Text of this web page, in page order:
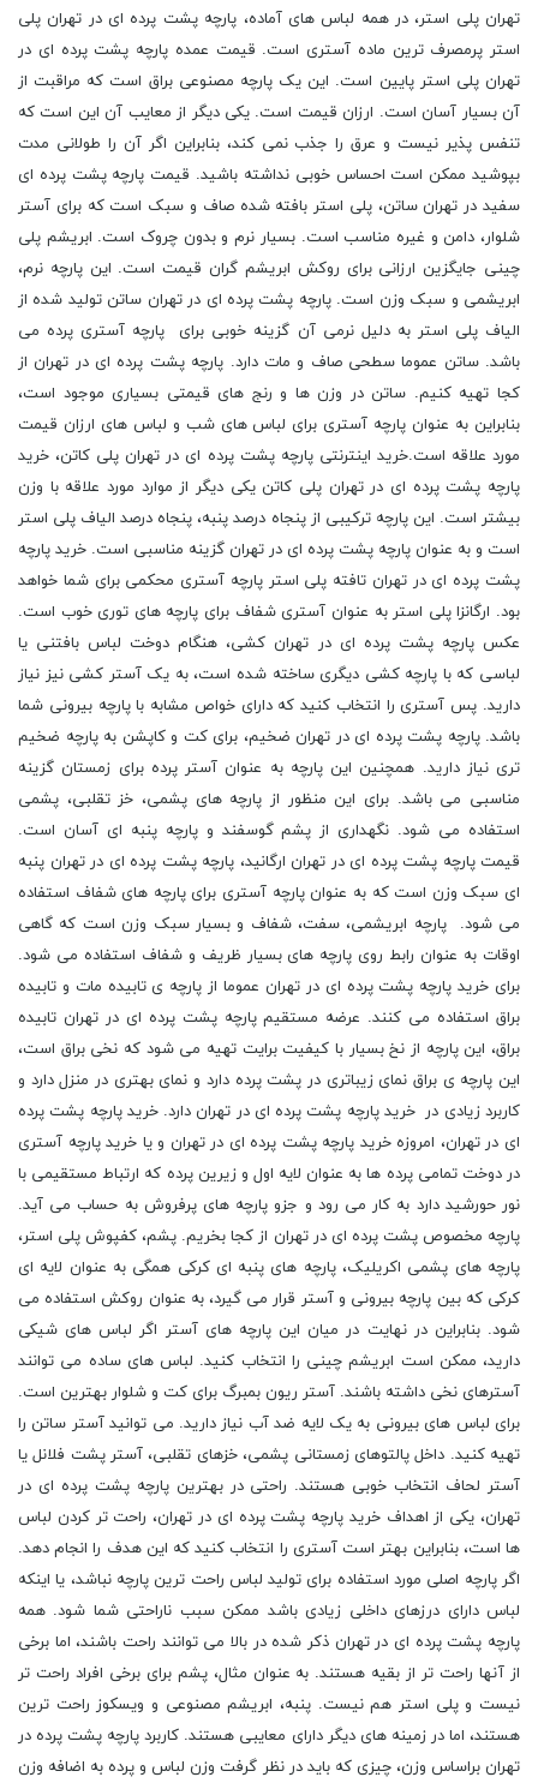
تهران پلی استر، در همه لباس های آماده، پارچه پشت پرده ای در تهران پلی
استر پرمصرف ترین ماده آستری است. قیمت عمده پارچه پشت پرده ای در
تهران پلی استر پایین است. این یک پارچه مصنوعی براق است که مراقبت از
آن بسیار آسان است. ارزان قیمت است. یکی دیگر از معایب آن این است که
تنفس پذیر نیست و عرق را جذب نمی کند، بنابراین اگر آن را طولانی مدت
بپوشید ممکن است احساس خوبی نداشته باشید. قیمت پارچه پشت پرده ای
سفید در تهران ساتن، پلی استر بافته شده صاف و سبک است که برای آستر
شلوار، دامن و غیره مناسب است. بسیار نرم و بدون چروک است. ابریشم پلی
چینی جایگزین ارزانی برای روکش ابریشم گران قیمت است. این پارچه نرم،
ابریشمی و سبک وزن است. پارچه پشت پرده ای در تهران ساتن تولید شده از
الیاف پلی استر به دلیل نرمی آن گزینه خوبی برای پارچه آستری پرده می
باشد. ساتن عموما سطحی صاف و مات دارد. پارچه پشت پرده ای در تهران از
کجا تهیه کنیم. ساتن در وزن ها و رنج های قیمتی بسیاری موجود است،
بنابراین به عنوان پارچه آستری برای لباس های شب و لباس های ارزان قیمت
مورد علاقه است.خرید اینترنتی پارچه پشت پرده ای در تهران پلی کاتن، خرید
پارچه پشت پرده ای در تهران پلی کاتن یکی دیگر از موارد مورد علاقه با وزن
بیشتر است. این پارچه ترکیبی از پنجاه درصد پنبه، پنجاه درصد الیاف پلی استر
است و به عنوان پارچه پشت پرده ای در تهران گزینه مناسبی است. خرید پارچه
پشت پرده ای در تهران تافته پلی استر پارچه آستری محکمی برای شما خواهد
بود. ارگانزا پلی استر به عنوان آستری شفاف برای پارچه های توری خوب است.
عکس پارچه پشت پرده ای در تهران کشی، هنگام دوخت لباس بافتنی یا
لباسی که با پارچه کشی دیگری ساخته شده است، به یک آستر کشی نیز نیاز
دارید. پس آستری را انتخاب کنید که دارای خواص مشابه با پارچه بیرونی شما
باشد. پارچه پشت پرده ای در تهران ضخیم، برای کت و کاپشن به پارچه ضخیم
تری نیاز دارید. همچنین این پارچه به عنوان آستر پرده برای زمستان گزینه
مناسبی می باشد. برای این منظور از پارچه های پشمی، خز تقلبی، پشمی
استفاده می شود. نگهداری از پشم گوسفند و پارچه پنبه ای آسان است.
قیمت پارچه پشت پرده ای در تهران ارگانید، پارچه پشت پرده ای در تهران پنبه
ای سبک وزن است که به عنوان پارچه آستری برای پارچه های شفاف استفاده
می شود. پارچه ابریشمی، سفت، شفاف و بسیار سبک وزن است که گاهی
اوقات به عنوان رابط روی پارچه های بسیار ظریف و شفاف استفاده می شود.
برای خرید پارچه پشت پرده ای در تهران عموما از پارچه ی تابیده مات و تابیده
براق استفاده می کنند. عرضه مستقیم پارچه پشت پرده ای در تهران تابیده
براق، این پارچه از نخ بسیار با کیفیت برایت تهیه می شود که نخی براق است،
این پارچه ی براق نمای زیباتری در پشت پرده دارد و نمای بهتری در منزل دارد و
کاربرد زیادی در خرید پارچه پشت پرده ای در تهران دارد. خرید پارچه پشت پرده
ای در تهران، امروزه خرید پارچه پشت پرده ای در تهران و یا خرید پارچه آستری
در دوخت تمامی پرده ها به عنوان لایه اول و زیرین پرده که ارتباط مستقیمی با
نور حورشید دارد به کار می رود و جزو پارچه های پرفروش به حساب می آید.
پارچه مخصوص پشت پرده ای در تهران از کجا بخریم. پشم، کفپوش پلی استر،
پارچه های پشمی اکریلیک، پارچه های پنبه ای کرکی همگی به عنوان لایه ای
کرکی که بین پارچه بیرونی و آستر قرار می گیرد، به عنوان روکش استفاده می
شود. بنابراین در نهایت در میان این پارچه های آستر اگر لباس های شیکی
دارید، ممکن است ابریشم چینی را انتخاب کنید. لباس های ساده می توانند
آسترهای نخی داشته باشند. آستر ریون بمبرگ برای کت و شلوار بهترین است.
برای لباس های بیرونی به یک لایه ضد آب نیاز دارید. می توانید آستر ساتن را
تهیه کنید. داخل پالتوهای زمستانی پشمی، خزهای تقلبی، آستر پشت فلانل یا
آستر لحاف انتخاب خوبی هستند. راحتی در بهترین پارچه پشت پرده ای در
تهران، یکی از اهداف خرید پارچه پشت پرده ای در تهران، راحت تر کردن لباس
ها است، بنابراین بهتر است آستری را انتخاب کنید که این هدف را انجام دهد.
اگر پارچه اصلی مورد استفاده برای تولید لباس راحت ترین پارچه نباشد، یا اینکه
لباس دارای درزهای داخلی زیادی باشد ممکن سبب ناراحتی شما شود. همه
پارچه پشت پرده ای در تهران ذکر شده در بالا می توانند راحت باشند، اما برخی
از آنها راحت تر از بقیه هستند. به عنوان مثال، پشم برای برخی افراد راحت تر
نیست و پلی استر هم نیست. پنبه، ابریشم مصنوعی و ویسکوز راحت ترین
هستند، اما در زمینه های دیگر دارای معایبی هستند. کاربرد پارچه پشت پرده در
تهران براساس وزن، چیزی که باید در نظر گرفت وزن لباس و پرده به اضافه وزن